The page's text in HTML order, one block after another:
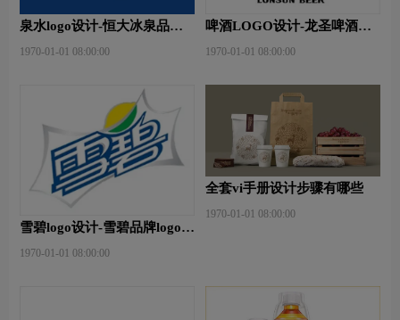
泉水logo设计-恒大冰泉品牌
1970-01-01 08:00:00
啤酒LOGO设计-龙圣啤酒品
1970-01-01 08:00:00
雪碧logo设计-雪碧品牌logo设
1970-01-01 08:00:00
全套vi手册设计步骤有哪些
1970-01-01 08:00:00